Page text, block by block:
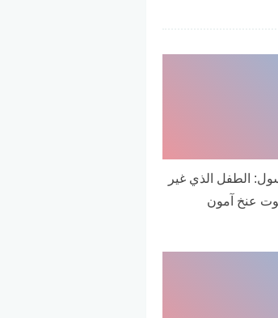
الطفل الذي غير
عنخ آمون